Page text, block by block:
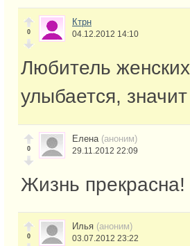
0
Ктрн
04.12.2012 14:10
Любитель
улыбается,
0
Елена (аноним)
29.11.2012 22:09
Жизнь прекрасна!
0
Илья (аноним)
03.07.2012 23:22